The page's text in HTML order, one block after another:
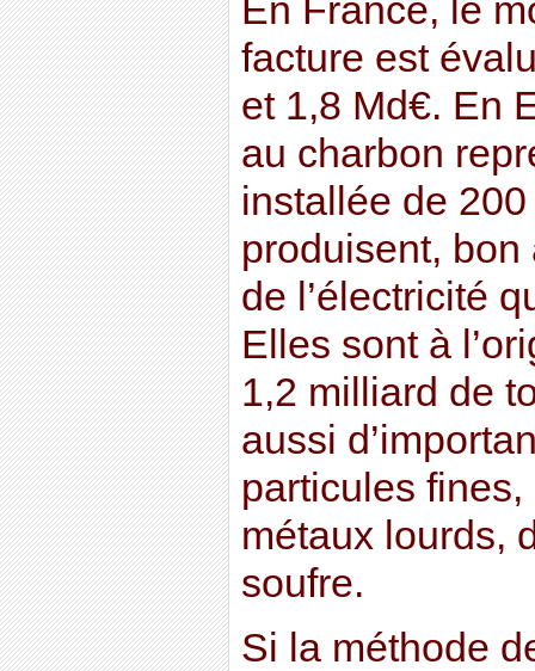
En France, le
facture est
et 1,8 Md€. En
au charbon
installée de
produisent,
de l’électricité
Elles sont à
1,2 milliard de
aussi
particules
métaux lourds,
soufre.
Si la méthode